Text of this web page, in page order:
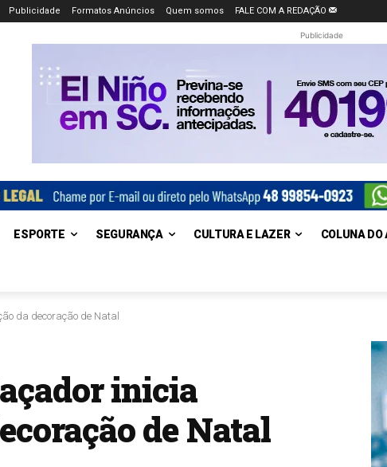
Publicidade Formatos Anúncios Quem somos FALE COM A REDAÇÃO
Publicidade
ESPORTE SEGURANÇA CULTURA E LAZER COLUNA DO
da decoração de Natal
inicia
de Natal